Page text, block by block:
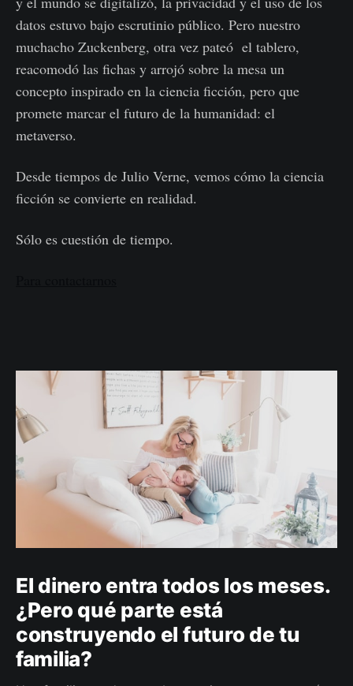
datos estuvo bajo escrutinio público. Pero nuestro
muchacho Zuckenberg, otra vez pateó el tablero,
reacomodó las fichas y arrojó sobre la mesa un
concepto inspirado en la ciencia ficción, pero que
promete marcar el futuro de la humanidad: el
metaverso.
Desde tiempos de Julio Verne, vemos cómo la ciencia
ficción se convierte en realidad.
Sólo es cuestión de tiempo.
El dinero entra todos los meses.
¿Pero qué parte está
construyendo el futuro de tu
familia?